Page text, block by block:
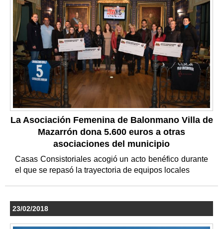
La Asociación Femenina de Balonmano Villa de
Mazarrón dona 5.600 euros a otras
asociaciones del municipio
Casas Consistoriales acogió un acto benéfico durante
el que se repasó la trayectoria de equipos locales
23/02/2018